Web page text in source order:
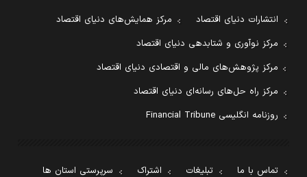
انتشارات دنیای اقتصاد
مرکز همایش‌های دنیای اقتصاد
مرکز نوآوری و شتابدهی دنیای اقتصاد
مرکز پژوهش‌های مالی و اقتصادی دنیای اقتصاد
مرکز راه حل‌های رسانه‌ای دنیای اقتصاد
روزنامه انگلیسی Financial Tribune
تماس با ما تبلیغات اشتراک
سرپرستی استان ها